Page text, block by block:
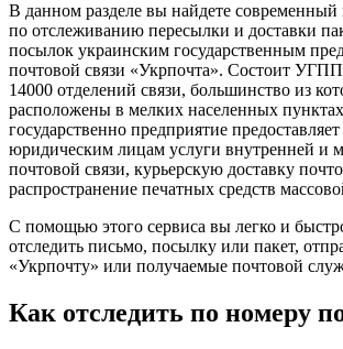
В данном разделе вы найдете
по отслеживанию пересылки и доставки
посылок украинским государственным
почтовой связи «Укрпочта». Состоит
14000 отделений связи, большинство из
расположены в мелких населенных
государственно предприятие
юридическим лицам услуги внутренней и
почтовой связи, курьерскую доставку
распространение печатных средств
С помощью этого сервиса вы легко и
отследить письмо, посылку или пакет,
«Укрпочту» или получаемые почтовой
Как отследить по номеру